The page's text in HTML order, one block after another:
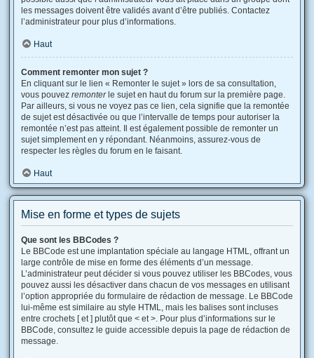
les messages doivent être validés avant d’être publiés. Contactez
l’administrateur pour plus d’informations.
Haut
Comment remonter mon sujet ?
En cliquant sur le lien « Remonter le sujet » lors de sa consultation,
vous pouvez remonterle sujet en haut du forum sur la première page.
Par ailleurs, si vous ne voyez pas ce lien, cela signifie que la remontée
de sujet est désactivée ou que l’intervalle de temps pour autoriser la
remontée n’est pas atteint. Il est également possible de remonter un
sujet simplement en y répondant. Néanmoins, assurez-vous de
respecter les règles du forum en le faisant.
Haut
Mise en forme et types de sujets
Que sont les BBCodes ?
Le BBCode est une implantation spéciale au langage HTML, offrant un
large contrôle de mise en forme des éléments d’un message.
L’administrateur peut décider si vous pouvez utiliser les BBCodes, vous
pouvez aussi les désactiver dans chacun de vos messages en utilisant
l’option appropriée du formulaire de rédaction de message. Le BBCode
lui-même est similaire au style HTML, mais les balises sont incluses
entre crochets [ et ] plutôt que < et >. Pour plus d’informations sur le
BBCode, consultez le guide accessible depuis la page de rédaction de
message.